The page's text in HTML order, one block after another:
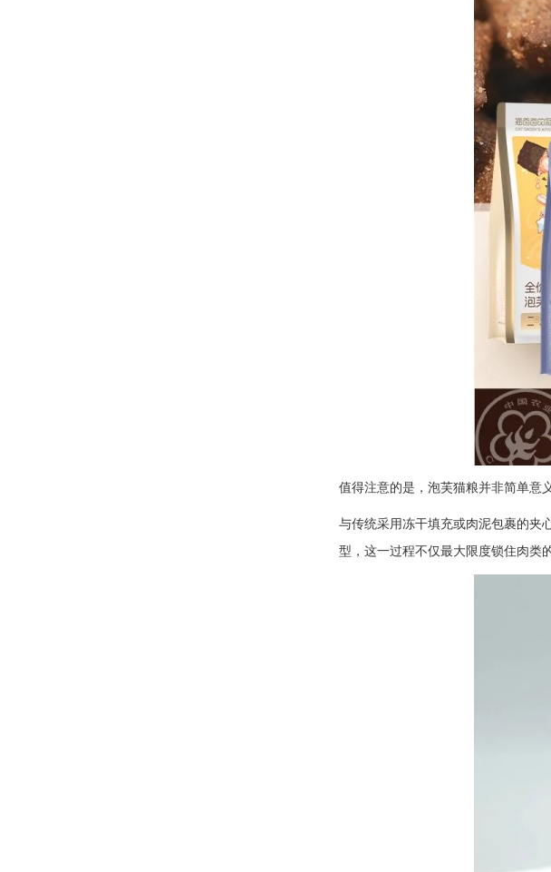
值得注意的是，泡芙猫粮并非简单意
与传统采用冻干填充或肉泥包裹的夹
型，这一过程不仅最大限度锁住肉类